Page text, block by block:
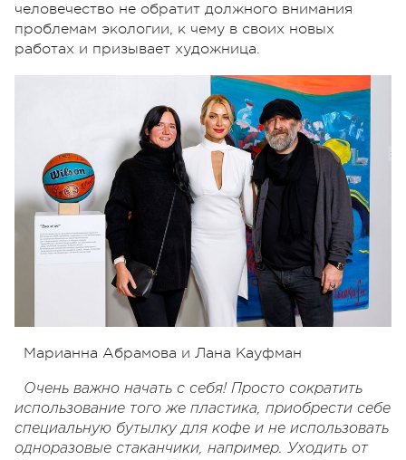
человечество не обратит должного внимания
проблемам экологии, к чему в своих новых
работах и призывает художница.
Марианна Абрамова и Лана Кауфман
Очень важно начать с себя! Просто сократить
использование того же пластика, приобрести себе
специальную бутылку для кофе и не использовать
одноразовые стаканчики, например. Уходить от